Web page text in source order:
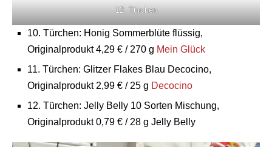
12. Türchen
10. Türchen: Honig Sommerblüte flüssig,
Originalprodukt 4,29 € / 270 g Mein Glück
11. Türchen: Glitzer Flakes Blau Decocino,
Originalprodukt 2,99 € / 25 g Decocino
12. Türchen: Jelly Belly 10 Sorten Mischung,
Originalprodukt 0,79 € / 28 g Jelly Belly